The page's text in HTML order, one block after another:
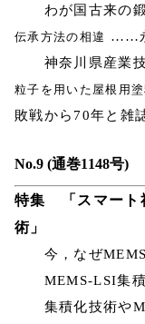
わが国古来の鍛
伝承方法の相違 ……
神奈川県産業技
粒子を用いた屋根用
敗戦から70年と
No.9 (通巻1148号)
特集 「スマート
術」
今，なぜMEMS
MEMS-LSI集積
集積化技術や